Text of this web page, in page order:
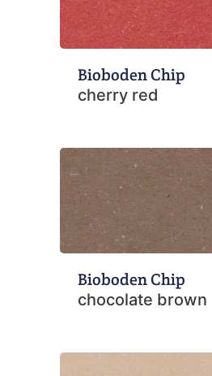
Bioboden Chip
cherry red
Bioboden Chip
chocolate brown